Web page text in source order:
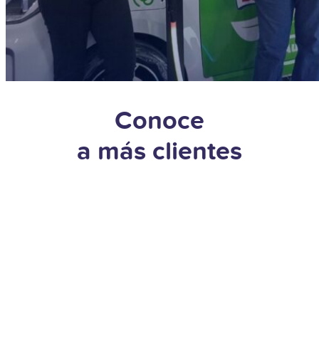
Conoce
a más clientes